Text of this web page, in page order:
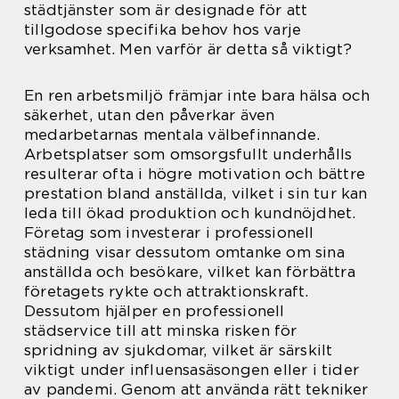
städtjänster som är designade för att
tillgodose specifika behov hos varje
verksamhet. Men varför är detta så viktigt?
En ren arbetsmiljö främjar inte bara hälsa och
säkerhet, utan den påverkar även
medarbetarnas mentala välbefinnande.
Arbetsplatser som omsorgsfullt underhålls
resulterar ofta i högre motivation och bättre
prestation bland anställda, vilket i sin tur kan
leda till ökad produktion och kundnöjdhet.
Företag som investerar i professionell
städning visar dessutom omtanke om sina
anställda och besökare, vilket kan förbättra
företagets rykte och attraktionskraft.
Dessutom hjälper en professionell
städservice till att minska risken för
spridning av sjukdomar, vilket är särskilt
viktigt under influensasäsongen eller i tider
av pandemi. Genom att använda rätt tekniker